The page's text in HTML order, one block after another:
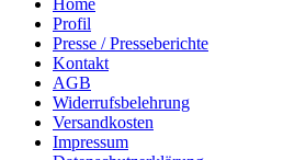
Profil
Presse / Presseberichte
Kontakt
AGB
Widerrufsbelehrung
Versandkosten
Impressum